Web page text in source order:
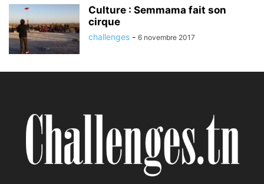
Culture : Semmama fait son
cirque
challenges - 6 novembre 2017